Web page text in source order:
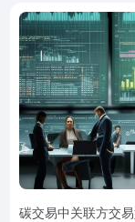
碳交易中关联方交